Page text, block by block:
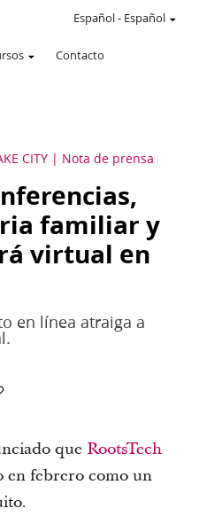
Contacto
Español- Español
CITY Nota de prensa
familiar y
virtual en
en línea atraiga a
que RootsTech
en febrero como un